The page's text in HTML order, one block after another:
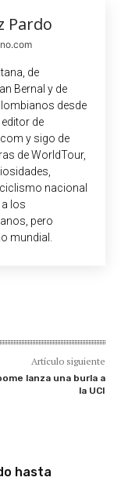
Pardo
de
Bernal y de
desde
de
y sigo de
de WorldTour,
nacional
los
pero
mundial.
Artículo siguiente
lanza una burla a
la UCI
hasta